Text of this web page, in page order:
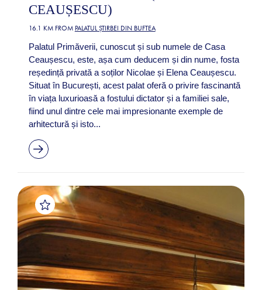
CEAUȘESCU)
16.1 KM FROM PALATUL ȘTIRBEI DIN BUFTEA
Palatul Primăverii, cunoscut și sub numele de Casa
Ceaușescu, este, așa cum deducem și din nume, fosta
reședință privată a soților Nicolae și Elena Ceaușescu.
Situat în București, acest palat oferă o privire fascinantă
în viața luxurioasă a fostului dictator și a familiei sale,
fiind unul dintre cele mai impresionante exemple de
arhitectură și isto...